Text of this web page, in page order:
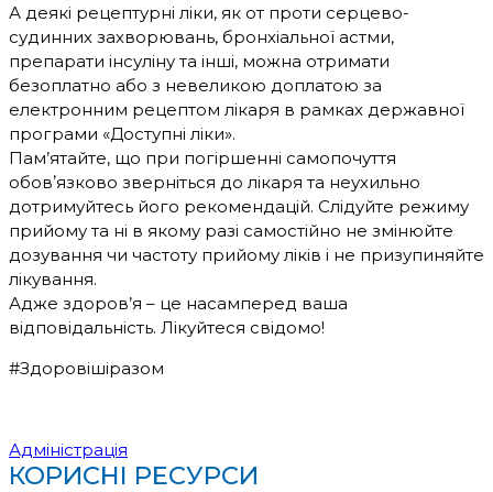
А деякі рецептурні ліки, як от проти серцево-
судинних захворювань, бронхіальної астми,
препарати інсуліну та інші, можна отримати
безоплатно або з невеликою доплатою за
електронним рецептом лікаря в рамках державної
програми «Доступні ліки».
Пам’ятайте, що при погіршенні самопочуття
обовʼязково зверніться до лікаря та неухильно
дотримуйтесь його рекомендацій. Слідуйте режиму
прийому та ні в якому разі самостійно не змінюйте
дозування чи частоту прийому ліків і не призупиняйте
лікування.
Адже здоров’я – це насамперед ваша
відповідальність. Лікуйтеся свідомо!
#Здоровішіразом
Адміністрація
КОРИСНІ РЕСУРСИ